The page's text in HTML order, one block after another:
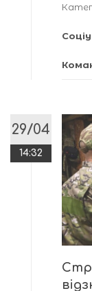
29/04
14:32